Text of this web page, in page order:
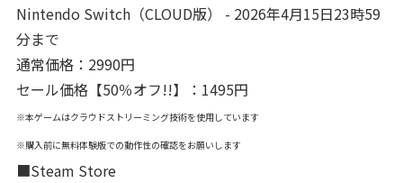
Nintendo Switch（CLOUD版） - 2026年4月15日23時59
分まで
通常価格：2990円
セール価格【50％オフ!!】：1495円
※本ゲームはクラウドストリーミング技術を使用しています
※購入前に無料体験版での動作性の確認をお願いします
■Steam Store